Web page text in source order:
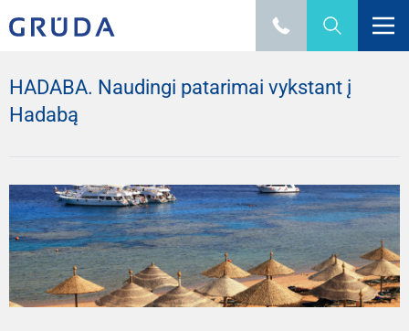
HADABA. Naudingi patarimai vykstant į
Hadabą